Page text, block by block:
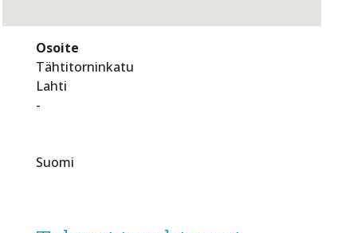
Osoite
Tähtitorninkatu
Lahti
-
Suomi